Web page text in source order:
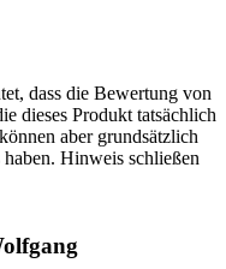
dass die Bewertung von
dieses Produkt tatsächlich
aber grundsätzlich
Hinweis schließen